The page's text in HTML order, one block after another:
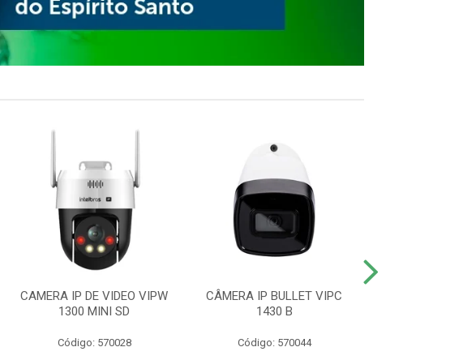
CAMERA IP DE VIDEO VIPW
1300 MINI SD
Código: 570028
CÂMERA IP BULLET VIPC
1430 B
Código: 570044